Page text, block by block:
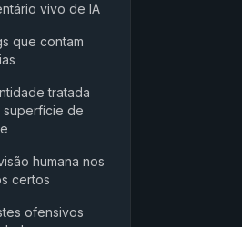
vivo de IA
que contam
tratada
superfície de
humana nos
certos
ofensivos